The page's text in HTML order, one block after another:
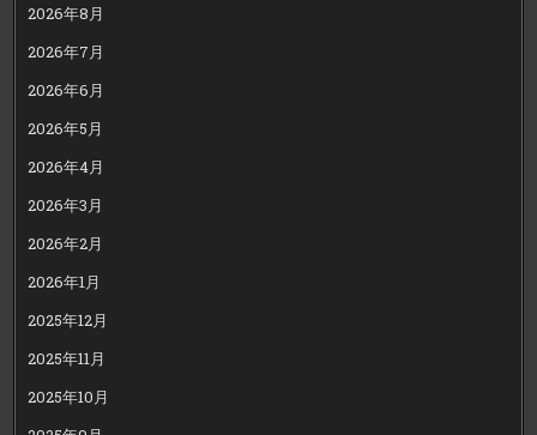
2026年8月
2026年7月
2026年6月
2026年5月
2026年4月
2026年3月
2026年2月
2026年1月
2025年12月
2025年11月
2025年10月